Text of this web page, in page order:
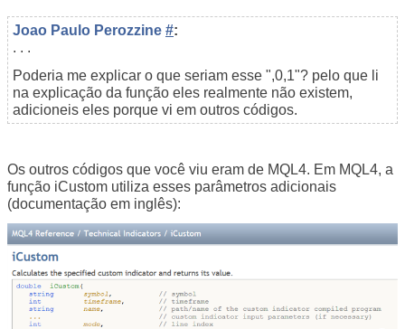
Joao Paulo Perozzine #:
. . .
Poderia me explicar o que seriam esse ",0,1"? pelo que li
na explicação da função eles realmente não existem,
adicioneis eles porque vi em outros códigos.
Os outros códigos que você viu eram de MQL4. Em MQL4, a
função iCustom utiliza esses parâmetros adicionais
(documentação em inglês):